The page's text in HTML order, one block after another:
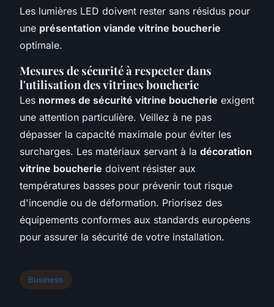
Les lumières LED doivent rester sans résidus pour
une présentation viande vitrine boucherie
optimale.
Mesures de sécurité à respecter dans
l'utilisation des vitrines boucherie
Les normes de sécurité vitrine boucherie exigent
une attention particulière. Veillez à ne pas
dépasser la capacité maximale pour éviter les
surcharges. Les matériaux servant à la décoration
vitrine boucherie doivent résister aux
températures basses pour prévenir tout risque
d'incendie ou de déformation. Priorisez des
équipements conformes aux standards européens
pour assurer la sécurité de votre installation.
Business